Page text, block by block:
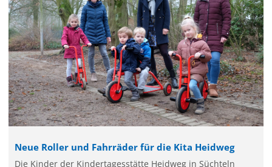
Neue Roller und Fahrräder für die Kita Heidweg
Die Kinder der Kindertagesstätte Heidweg in Süchteln